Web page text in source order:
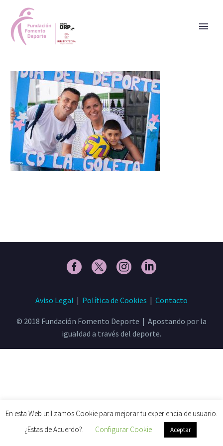
Aviso Legal | Política de Cookies | Contacto
© 2018 Fundación Fomento Deporte | Apostando por la
igualdad a través del deporte.
En esta Web utilizamos Cookie para mejorar tu experiencia de usuario.
¿Estas de Acuerdo?.
Configurar Cookie Aceptar